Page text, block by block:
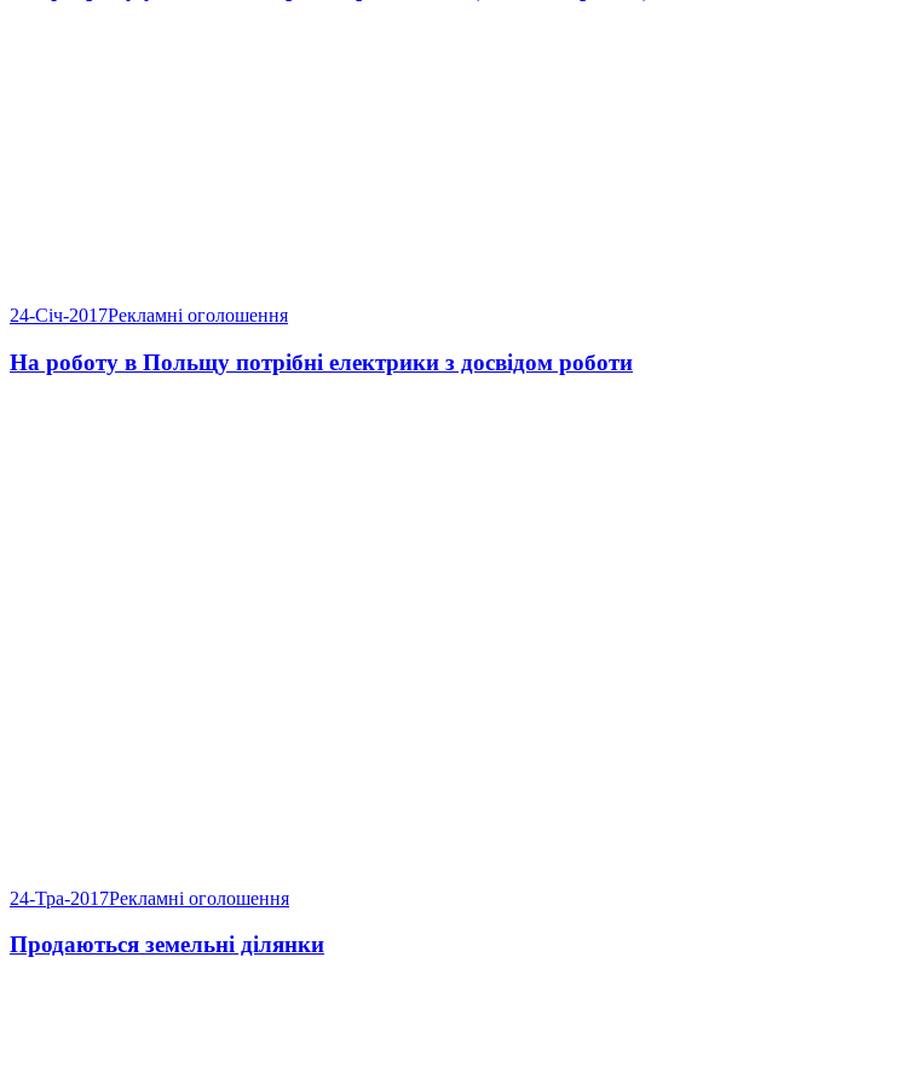
24-Січ-2017Рекламні оголошення
На роботу в Польщу потрібні електрики з досвідом роботи
24-Тра-2017Рекламні оголошення
Продаються земельні ділянки